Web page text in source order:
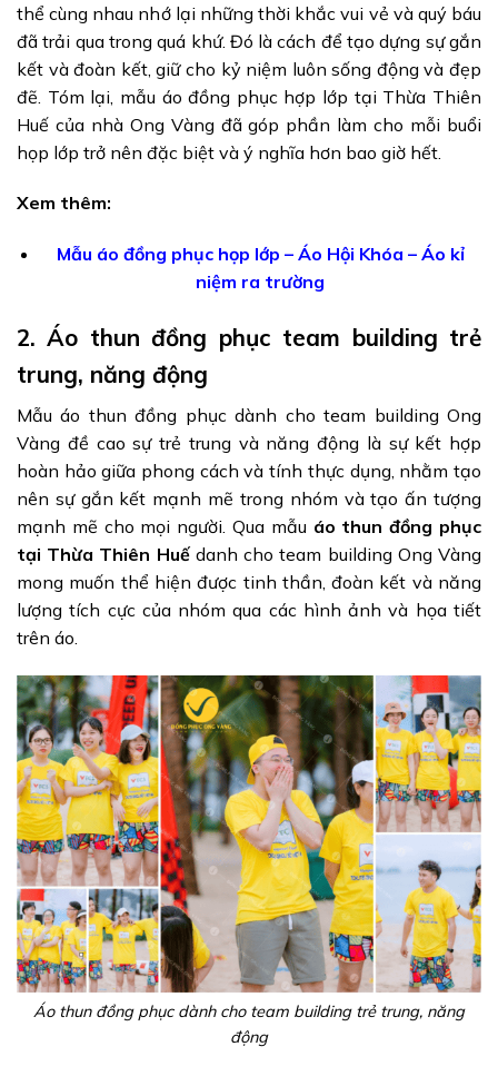
thể cùng nhau nhớ lại những thời khắc vui vẻ và quý báu
đã trải qua trong quá khứ. Đó là cách để tạo dựng sự gắn
kết và đoàn kết, giữ cho kỷ niệm luôn sống động và đẹp
đẽ. Tóm lại, mẫu áo đồng phục hợp lớp tại Thừa Thiên
Huế của nhà Ong Vàng đã góp phần làm cho mỗi buổi
họp lớp trở nên đặc biệt và ý nghĩa hơn bao giờ hết.
Xem thêm:
Mẫu áo đồng phục họp lớp – Áo Hội Khóa – Áo kỉ
niệm ra trường
2. Áo thun đồng phục team building trẻ
trung, năng động
Mẫu áo thun đồng phục dành cho team building Ong
Vàng đề cao sự trẻ trung và năng động là sự kết hợp
hoàn hảo giữa phong cách và tính thực dụng, nhằm tạo
nên sự gắn kết mạnh mẽ trong nhóm và tạo ấn tượng
mạnh mẽ cho mọi người. Qua mẫu áo thun đồng phục
tại Thừa Thiên Huếdanh cho team building Ong Vàng
mong muốn thể hiện được tinh thần, đoàn kết và năng
lượng tích cực của nhóm qua các hình ảnh và họa tiết
trên áo.
Áo thun đồng phục dành cho team building trẻ trung, năng
động